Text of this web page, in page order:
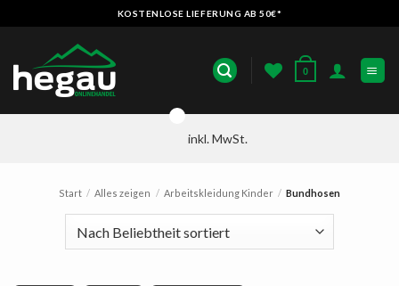
Inhalt
KOSTENLOSE LIEFERUNG AB 50€*
0
inkl. MwSt.
Start / Alles zeigen / Arbeitskleidung Kinder / Bundhosen